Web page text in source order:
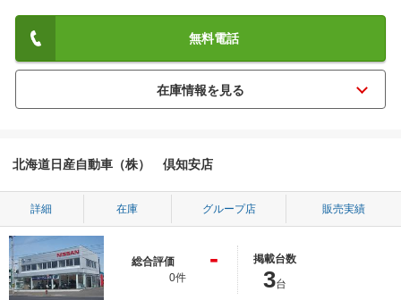
無料電話
北海道日産自動車（株） 倶知安店
詳細 在庫 グループ店 販売実績
総合評価 -
0件
掲載台数
3台